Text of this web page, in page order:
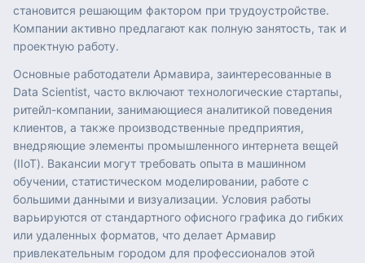
становится решающим фактором при трудоустройстве.
Компании активно предлагают как полную занятость, так и
проектную работу.
Основные работодатели Армавира, заинтересованные в
Data Scientist, часто включают технологические стартапы,
ритейл-компании, занимающиеся аналитикой поведения
клиентов, а также производственные предприятия,
внедряющие элементы промышленного интернета вещей
(IIoT). Вакансии могут требовать опыта в машинном
обучении, статистическом моделировании, работе с
большими данными и визуализации. Условия работы
варьируются от стандартного офисного графика до гибких
или удаленных форматов, что делает Армавир
привлекательным городом для профессионалов этой